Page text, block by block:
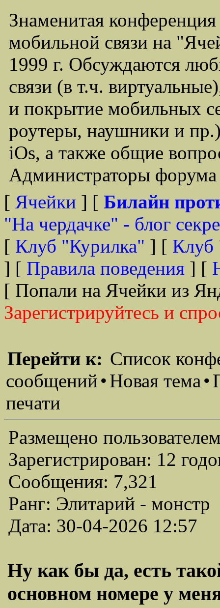
Знаменитая
мобильной связи на
1999 г. Обсуждаются
связи (в т.ч.
и покрытие мобильных
роутеры, наушники и
iOs, а также общие
Администраторы
[ Ячейки ] [ Билайн
"На чердачке" - блог
[ Клуб "Курилка" ] [ Клуб
] [ Правила поведения ] [
[ Попали на Ячейки из
Зарегистрируйтесь и
Перейти к: Список
сообщений•Новая тема•
печати
Размещено
Зарегистрирован: 12
Сообщения: 7,321
Ранг: Элитарий - монстр
Дата: 30-04-2026 12:57
Ну как бы да, есть
основном номере у